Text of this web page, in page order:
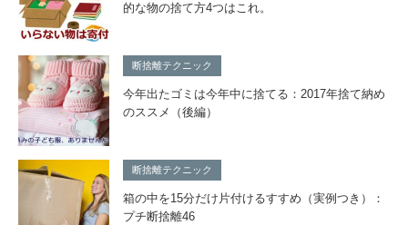
的な物の捨て方4つはこれ。
断捨離テクニック
今年出たゴミは今年中に捨てる：2017年捨て納め
のススメ（後編）
断捨離テクニック
箱の中を15分だけ片付けるすすめ（実例つき）：
プチ断捨離46